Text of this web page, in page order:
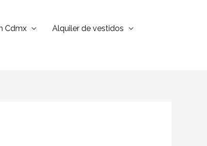
Cdmx
Alquiler de vestidos